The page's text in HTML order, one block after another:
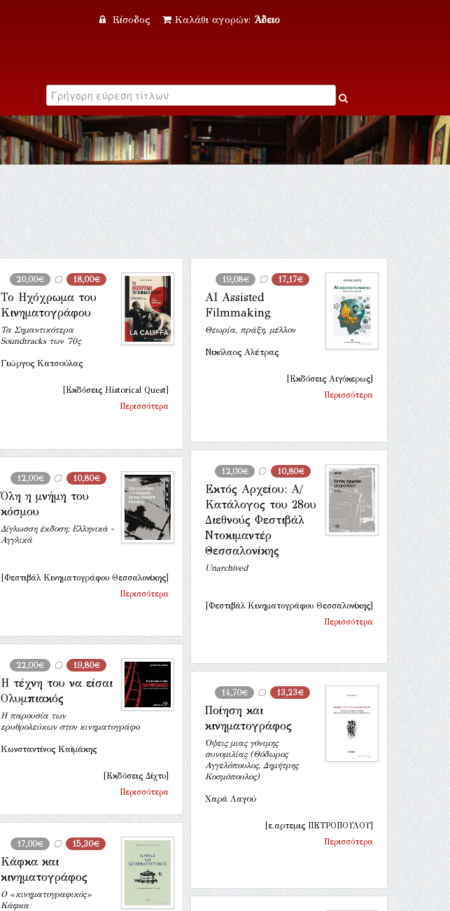
Είσοδος Καλάθι αγορών: Άδειο
20,00€ 18,00€
Το Ηχόχρωμα του
Κινηματογράφου
Τα Σημαντικότερα
Soundtracks των ΄70ς
Γιώργος Κατσούλας
[Εκδόσεις Historical Quest]
Περισσότερα
19,08€ 17,17€
AI Assisted
Filmmaking
Θεωρία, πράξη, μέλλον
Νικόλαος Αλέτρας
[Εκδόσεις Αιγόκερως]
Περισσότερα
12,00€ 10,80€
Εκτός Αρχείου: Α/
Κατάλογος του 28ου
Διεθνούς Φεστιβάλ
Ντοκιμαντέρ
Θεσσαλονίκης
Unarchived
[Φεστιβάλ Κινηματογράφου Θεσσαλονίκης]
Περισσότερα
12,00€ 10,80€
Όλη η μνήμη του
κόσμου
Δίγλωσση έκδοση: Ελληνικά -
Αγγλικά
[Φεστιβάλ Κινηματογράφου Θεσσαλονίκης]
Περισσότερα
22,00€ 19,80€
Η τέχνη του να είσαι
Ολυμπιακός
Η παρουσία των
ερυθρολεύκων στον κινηματογράφο
Κωνσταντίνος Καϊμάκης
[Εκδόσεις Δίχτυ]
Περισσότερα
14,70€ 13,23€
Ποίηση και
κινηματογράφος
Όψεις μιας γόνιμης
συνομιλίας (Θόδωρος
Αγγελόπουλος, Δημήτρης
Κοσμόπουλος)
Χαρά Λαγού
[ε.αρτεμις ΠΕΤΡΟΠΟΥΛΟΥ]
Περισσότερα
17,00€ 15,30€
Κάφκα και
κινηματογράφος
Ο «κινηματογραφικός»
Κάφκα